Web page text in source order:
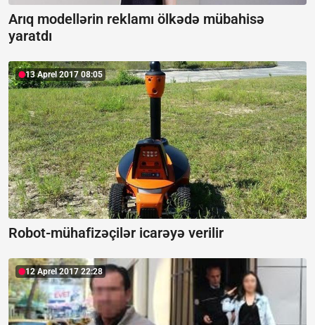
Arıq modellərin reklamı ölkədə mübahisə
yaratdı
13 Aprel 2017 08:05
Robot-mühafizəçilər icarəyə verilir
12 Aprel 2017 22:28